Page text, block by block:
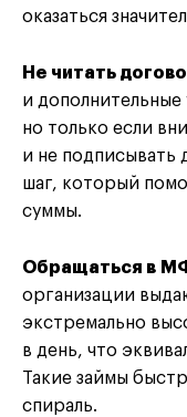
оказаться
Не читать
и дополнительные
но только если
и не подписывать
шаг, который
суммы.
Обращаться в
организации
экстремально
в день, что
Такие займы
спираль.